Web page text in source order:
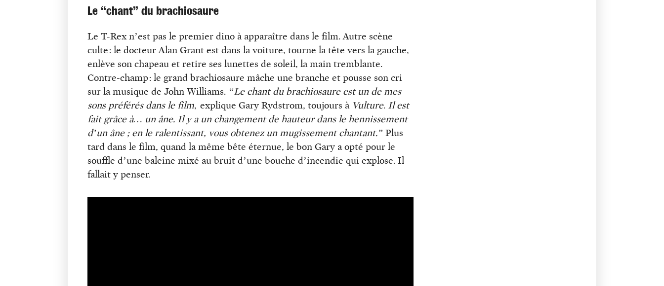
Le “chant” du brachiosaure
Le T-Rex n’est pas le premier dino à apparaître dans le film. Autre scène
culte : le docteur Alan Grant est dans la voiture, tourne la tête vers la gauche,
enlève son chapeau et retire ses lunettes de soleil, la main tremblante.
Contre-champ : le grand brachiosaure mâche une branche et pousse son cri
sur la musique de John Williams. “Le chant du brachiosaure est un de mes
sons préférés dans le film, explique Gary Rydstrom, toujours à Vulture. Il est
fait grâce à… un âne. Il y a un changement de hauteur dans le hennissement
d’un âne ; en le ralentissant, vous obtenez un mugissement chantant.” Plus
tard dans le film, quand la même bête éternue, le bon Gary a opté pour le
souffle d’une baleine mixé au bruit d’une bouche d’incendie qui explose. Il
fallait y penser.